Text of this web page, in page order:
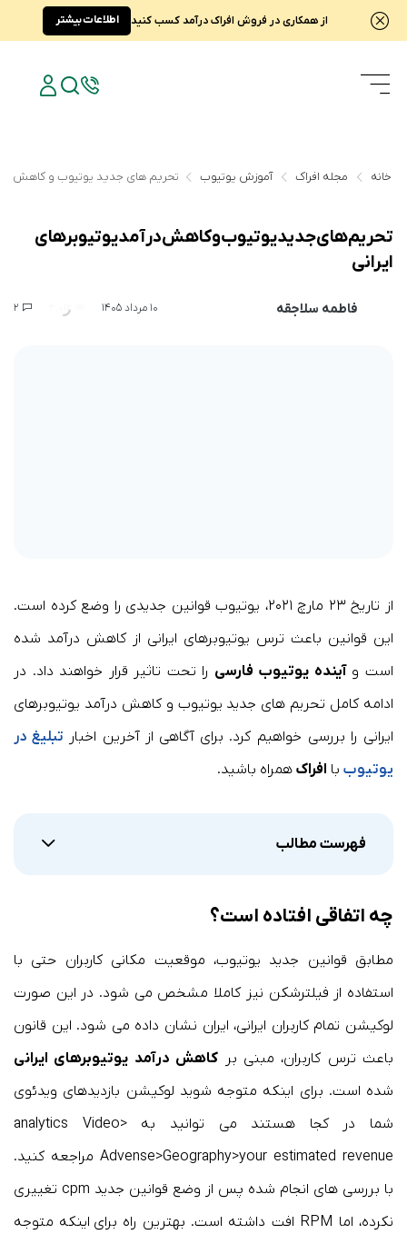
از همکاری در فروش افراک درآمد کسب کنید اطلاعات بیشتر
خانه مجله افراک آموزش یوتیوب تحریم های جدید یوتیوب و کاهش
تحریم های جدید یوتیوب و کاهش درآمد یوتیوبرهای
ایرانی
فاطمه سلاجقه 10 مرداد 1405
از تاریخ ۲۳ مارچ ۲۰۲۱، یوتیوب قوانین جدیدی را وضع کرده است.
این قوانین باعث ترس یوتیوبرهای ایرانی از کاهش درآمد شده
است وآینده یوتیوب فارسی را تحت تاثیر قرار خواهند داد. در
ادامه کامل تحریم های جدید یوتیوب و کاهش درآمد یوتیوبرهای
ایرانی را بررسی خواهیم کرد. برای آگاهی از آخرین اخبار تبلیغ در
یوتیوب با افراک همراه باشید.
فهرست مطالب
چه اتفاقی افتاده است؟
مطابق قوانین جدید یوتیوب، موقعیت مکانی کاربران حتی با
استفاده از فیلترشکن نیز کاملا مشخص می شود. در این صورت
لوکیشن تمام کاربران ایرانی، ایران نشان داده می شود. این قانون
باعث ترس کاربران، مبنی بر کاهش درآمد یوتیوبرهای ایرانی
شده است. برای اینکه متوجه شوید لوکیشن بازدیدهای ویدئوی
شما در کجا هستند می توانید به analytics Video>
Advense>Geography>your estimated revenue مراجعه کنید.
با بررسی های انجام شده پس از وضع قوانین جدید cpm تغییری
نکرده، اما RPM افت داشته است. بهترین راه برای اینکه متوجه